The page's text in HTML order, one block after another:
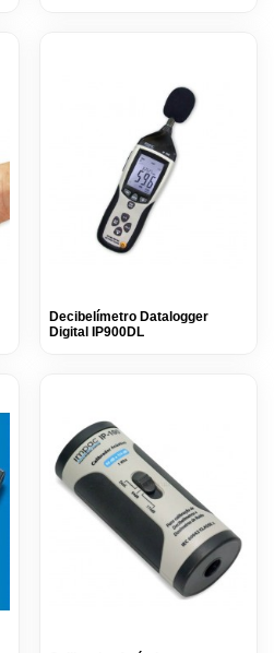
Decibelímetro Datalogger
Digital IP900DL